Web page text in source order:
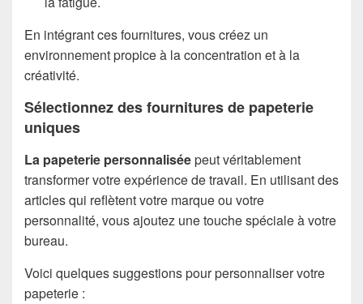
En intégrant ces fournitures, vous créez un
environnement propice à la concentration et à la
créativité.
Sélectionnez des fournitures de papeterie
uniques
La papeterie personnaliséepeut véritablement
transformer votre expérience de travail. En utilisant des
articles qui reflètent votre marque ou votre
personnalité, vous ajoutez une touche spéciale à votre
bureau.
Voici quelques suggestions pour personnaliser votre
papeterie :